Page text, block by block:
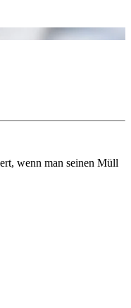
wenn man seinen Müll